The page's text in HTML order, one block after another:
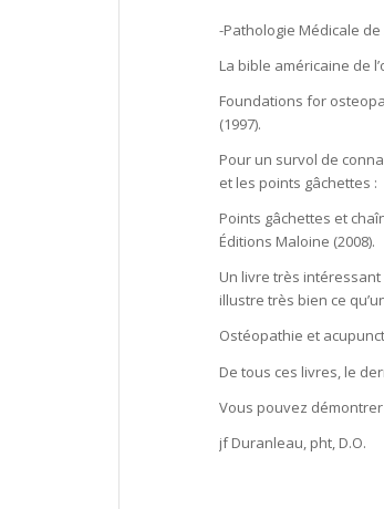
-Pathologie Médicale de
La bible américaine de
Foundations for
(1997).
Pour un survol de
et les points gâchettes :
Points gâchettes et
Éditions Maloine (2008).
Un livre très
illustre très bien ce
Ostéopathie et
De tous ces livres, le
Vous pouvez
jf Duranleau, pht, D.O.